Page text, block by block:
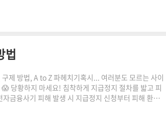
분 명령이 집행된 경우지급정지 전 국세징수법에 따
질권이 설정된 경우지급정지 후 명의인..
법
제 방법, A to Z 파헤치기혹시... 여러분도 모르는 사이
당황하지 마세요! 침착하게 지급정지 절차를 밟고 피
금융사기 피해 발생 시 지급정지 신청부터 피해 환급
금융회사에서 전기통신금융사기(보이스피싱, 스미싱